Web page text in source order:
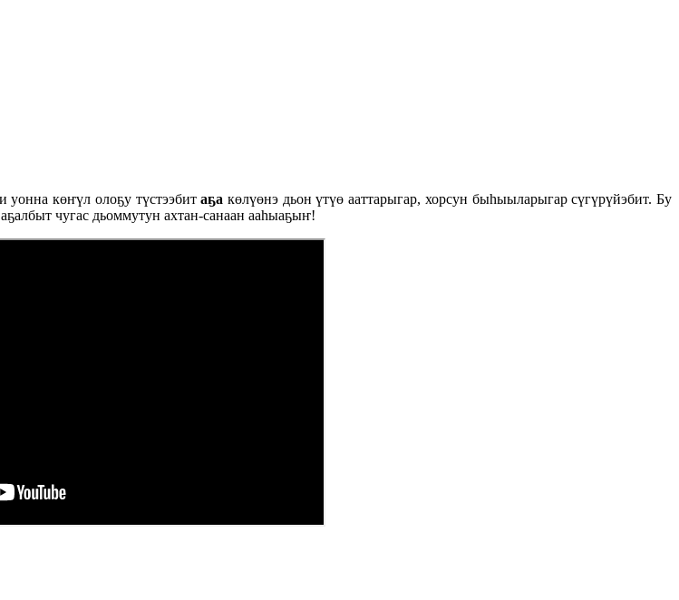
көҥүл олоҕу түстээбитаҕа көлүөнэ дьон үтүө ааттарыгар, хорсун быһыыларыгар сүгүрүйэбит. Бу
чугас дьоммутун ахтан-санаан ааһыаҕыҥ!